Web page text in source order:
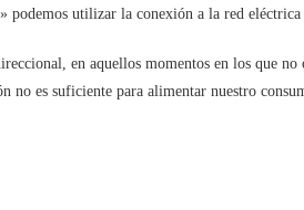
» podemos utilizar la conexión a la red
en aquellos momentos en los que
no es suficiente para alimentar nuestro